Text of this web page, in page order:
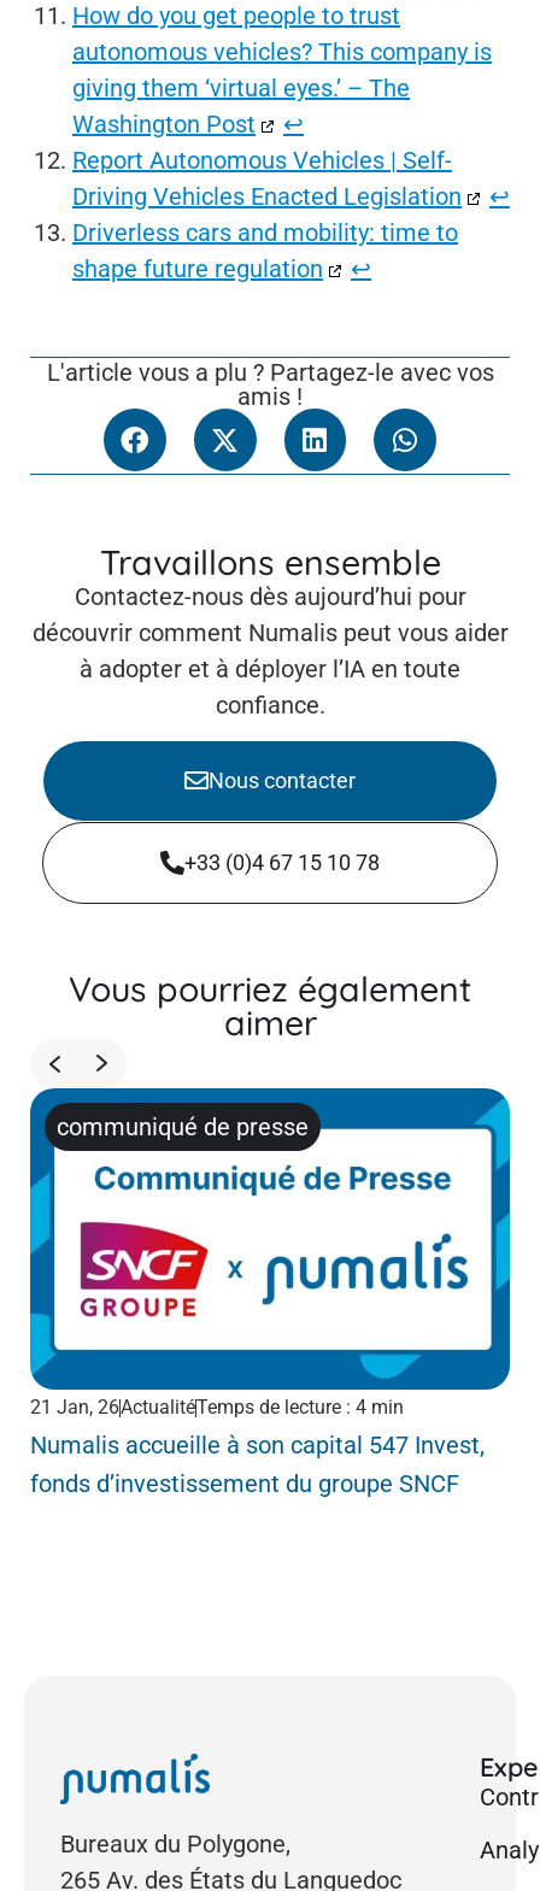
How do you get people to trust
autonomous vehicles? This company is
giving them ‘virtual eyes.’ – The
Washington Post
↩︎
Report Autonomous Vehicles | Self-
Driving Vehicles Enacted Legislation
↩︎
Driverless cars and mobility: time to
shape future regulation
↩︎
L'article vous a plu ? Partagez-le avec vos
amis !
Travaillons ensemble
Contactez-nous dès aujourd’hui pour
découvrir comment Numalis peut vous aider
à adopter et à déployer l’IA en toute
confiance.
Nous contacter
+33 (0)4 67 15 10 78
Vous pourriez également
aimer
communiqué de presse
21 Jan, 26ActualitéTemps de lecture : 4 min
Numalis accueille à son capital 547 Invest,
fonds d’investissement du groupe SNCF
Bureaux du Polygone,
265 Av. des États du Languedoc